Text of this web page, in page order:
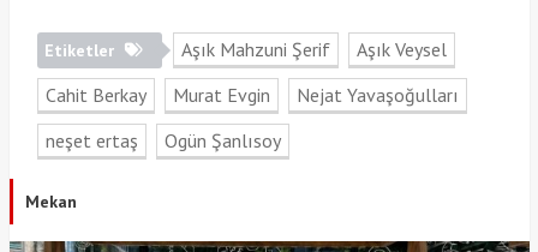
Etiketler Aşık Mahzuni Şerif
Aşık Veysel
Cahit Berkay
Murat Evgin
Nejat Yavaşoğulları
neşet ertaş
Ogün Şanlısoy
Mekan